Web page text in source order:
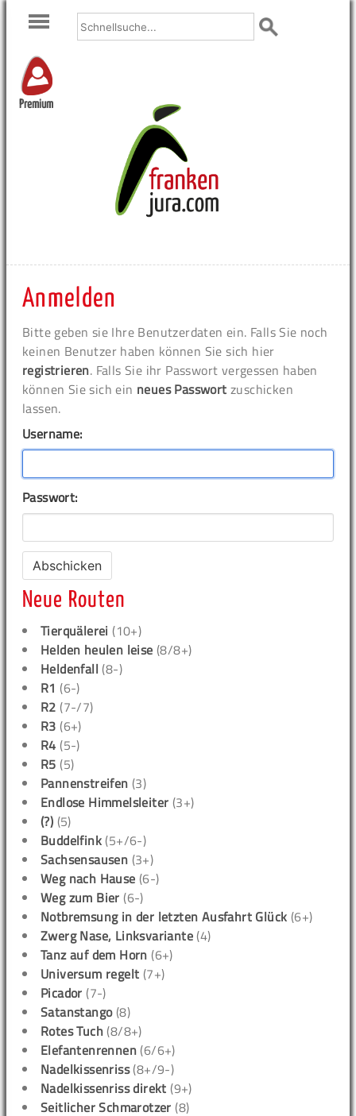
Premium
Anmelden
Bitte geben sie Ihre Benutzerdaten ein. Falls Sie noch
keinen Benutzer haben können Sie sich hier
registrieren. Falls Sie ihr Passwort vergessen haben
können Sie sich ein neues Passwort zuschicken
lassen.
Username:
Passwort:
Neue Routen
Tierquälerei (10+)
Helden heulen leise (8/8+)
Heldenfall (8-)
R1 (6-)
R2 (7-/7)
R3 (6+)
R4 (5-)
R5 (5)
Pannenstreifen (3)
Endlose Himmelsleiter (3+)
(?) (5)
Buddelfink (5+/6-)
Sachsensausen (3+)
Weg nach Hause (6-)
Weg zum Bier (6-)
Notbremsung in der letzten Ausfahrt Glück (6+)
Zwerg Nase, Linksvariante (4)
Tanz auf dem Horn (6+)
Universum regelt (7+)
Picador (7-)
Satanstango(8)
Rotes Tuch (8/8+)
Elefantenrennen (6/6+)
Nadelkissenriss(8+/9-)
Nadelkissenriss direkt (9+)
Seitlicher Schmarotzer (8)